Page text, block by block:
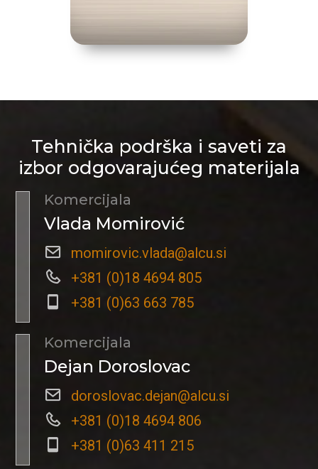
Tehnička podrška i saveti za
izbor odgovarajućeg materijala
Komercijala
Vlada Momirović
momirovic.vlada@alcu.si
+381 (0)18 4694 805
+381 (0)63 663 785
Komercijala
Dejan Doroslovac
doroslovac.dejan@alcu.si
+381 (0)18 4694 806
+381 (0)63 411 215